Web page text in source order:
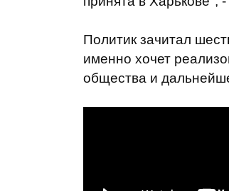
Политик зачитал
именно хочет
общества и